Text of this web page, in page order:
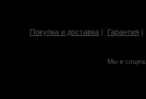
Покупка и доставка | Гарантия
Мы в